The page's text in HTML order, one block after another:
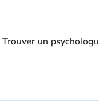
Trouver un